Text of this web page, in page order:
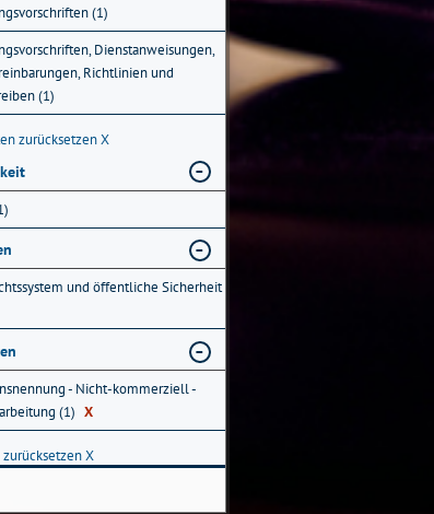
(1)
Dienstanweisungen,
Richtlinien und
(1)
zurücksetzenX
und öffentliche Sicherheit
- Nicht-kommerziell -
(1) X
X